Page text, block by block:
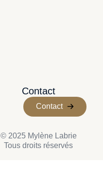
Contact
Contact
© 2025 Mylène Labrie
Tous droits réservés